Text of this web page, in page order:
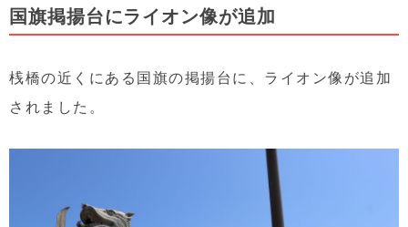
国旗掲揚台にライオン像が追加
桟橋の近くにある国旗の掲揚台に、ライオン像が追加
されました。